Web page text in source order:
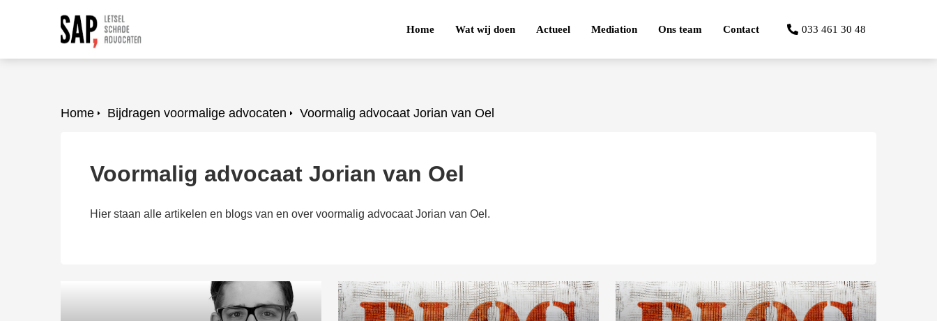
Home Wat wij doen Actueel Mediation Ons team Contact 033 461 30 48
Voormalig advocaat Jorian van Oel
Bijdragen voormalige advocaten
Home
Voormalig advocaat Jorian van Oel
Hier staan alle artikelen en blogs van en over voormalig advocaat Jorian van Oel.